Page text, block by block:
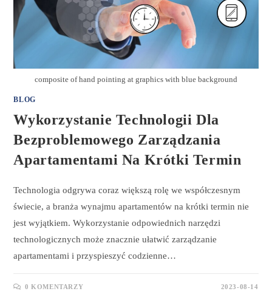
composite of hand pointing at graphics with blue background
BLOG
Wykorzystanie Technologii Dla
Bezproblemowego Zarządzania
Apartamentami Na Krótki Termin
Technologia odgrywa coraz większą rolę we współczesnym
świecie, a branża wynajmu apartamentów na krótki termin nie
jest wyjątkiem. Wykorzystanie odpowiednich narzędzi
technologicznych może znacznie ułatwić zarządzanie
apartamentami i przyspieszyć codzienne…
0 KOMENTARZY 2023-08-14